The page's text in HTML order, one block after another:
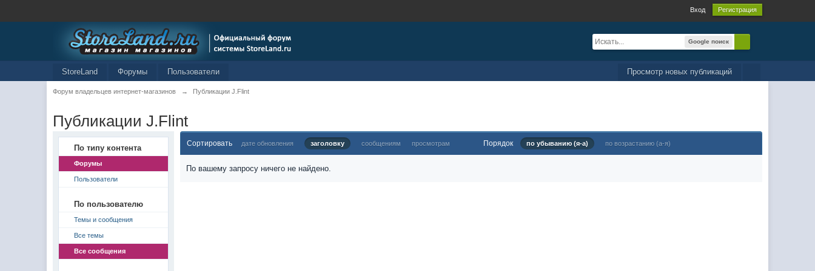
Вход Регистрация
Google поиск
Просмотр новых публикаций
StoreLand Форумы Пользователи
Форум владельцев интернет-магазинов → Публикации J.Flint
Публикации J.Flint
По типу контента
Форумы
Пользователи
По пользователю
Темы и сообщения
Все темы
Все сообщения
Сортировать дате обновления заголовку сообщениям просмотрам Порядок по убыванию (я-а) по возрастанию (а-я)
По вашему запросу ничего не найдено.